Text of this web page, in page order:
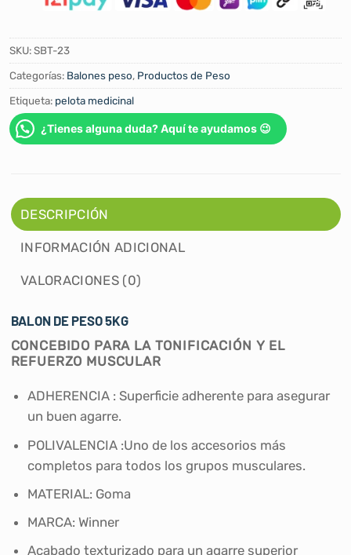
SKU:SBT-23
Categorías: Balones peso, Productos de Peso
Etiqueta: pelota medicinal
¿Tienes alguna duda? Aquí te ayudamos 😉
DESCRIPCIÓN
INFORMACIÓN ADICIONAL
VALORACIONES (0)
BALON DE PESO 5KG
CONCEBIDO PARA LA TONIFICACIÓN Y EL
REFUERZO MUSCULAR
ADHERENCIA : Superficie adherente para asegurar
un buen agarre.
POLIVALENCIA :Uno de los accesorios más
completos para todos los grupos musculares.
MATERIAL: Goma
MARCA: Winner
Acabado texturizado para un agarre superior